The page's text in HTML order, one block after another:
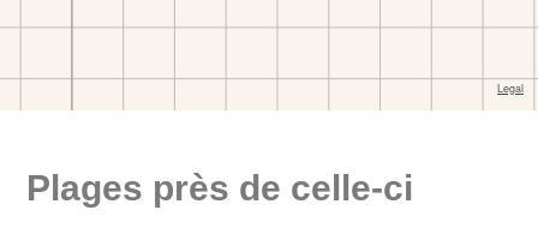
Plages près de celle-ci